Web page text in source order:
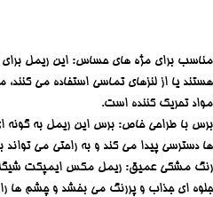
مناسب برای مژه‌ های حساس: این ریمل
هستند یا از لنزهای تماسی استفاده می‌
مواد تحریک‌ کننده است.
برس با طراحی خاص: برس این ریمل به گونه‌
ها دسترسی پیدا می‌ کند و به راحتی می‌
رنگ مشکی عمیق: ریمل مکس ایمپکت
جلوه‌ ای جذاب و پررنگ می‌ بخشد و چشم‌ ها